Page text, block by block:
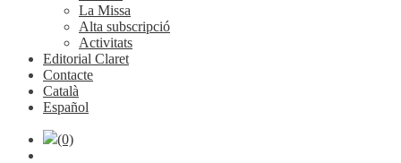
La Missa
Alta subscripció
Activitats
Editorial Claret
Contacte
Català
Español
(0)